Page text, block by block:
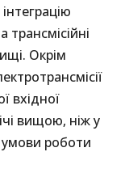
Окрім
вхідної
вищою, ніж у
роботи